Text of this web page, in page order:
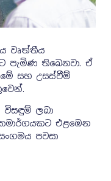
වෘත්තීය
පැමිණ තිබෙනවා. ඒ
සහ උසස්වීම්
විසඳුම් ලබා
එළඹෙන
පවසා